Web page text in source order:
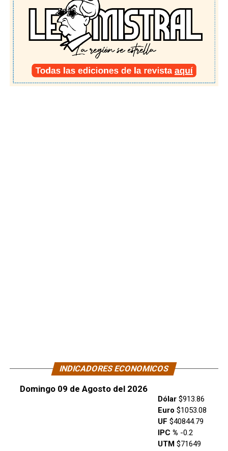
INDICADORES ECONOMICOS
Domingo 09 de Agosto del 2026
Dólar$913.86
Euro $1053.08
UF $40844.79
IPC % -0.2
UTM$71649